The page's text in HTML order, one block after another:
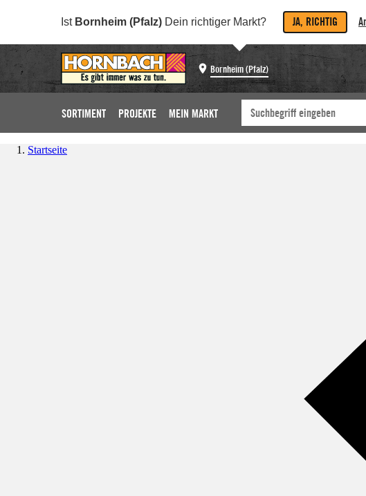
Ist Bornheim (Pfalz) Dein richtiger Markt? JA, RICHTIG
Bornheim (Pfalz)
SORTIMENT PROJEKTE MEIN MARKT
Startseite